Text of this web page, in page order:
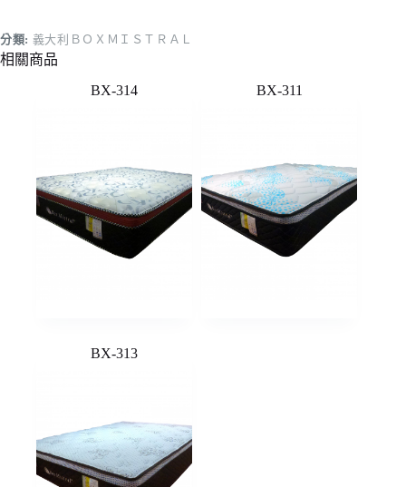
分類: 義大利ＢＯＸＭＩＳＴＲＡＬ
相關商品
BX-314
BX-311
BX-313